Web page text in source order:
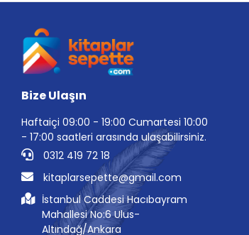
Bize Ulaşın
Haftaiçi 09:00 - 19:00 Cumartesi 10:00
- 17:00 saatleri arasında ulaşabilirsiniz.
0312 419 72 18
kitaplarsepette@gmail.com
İstanbul Caddesi Hacıbayram
Mahallesi No:6 Ulus-
Altındağ/Ankara